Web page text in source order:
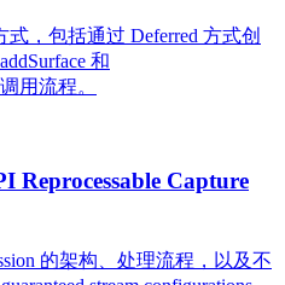
式，包括通过 Deferred 方式创
和
用流程。
Reprocessable Capture
的架构、处理流程，以及不